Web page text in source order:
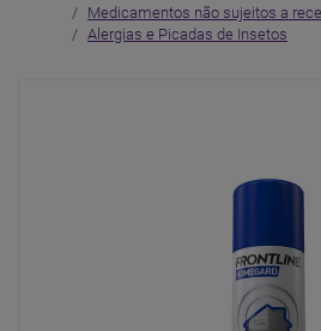
Medicamentos não sujeitos a
Alergias e Picadas de Insetos